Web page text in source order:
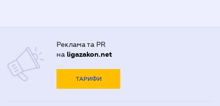
Реклама та PR
на ligazakon.net
ТАРИФИ